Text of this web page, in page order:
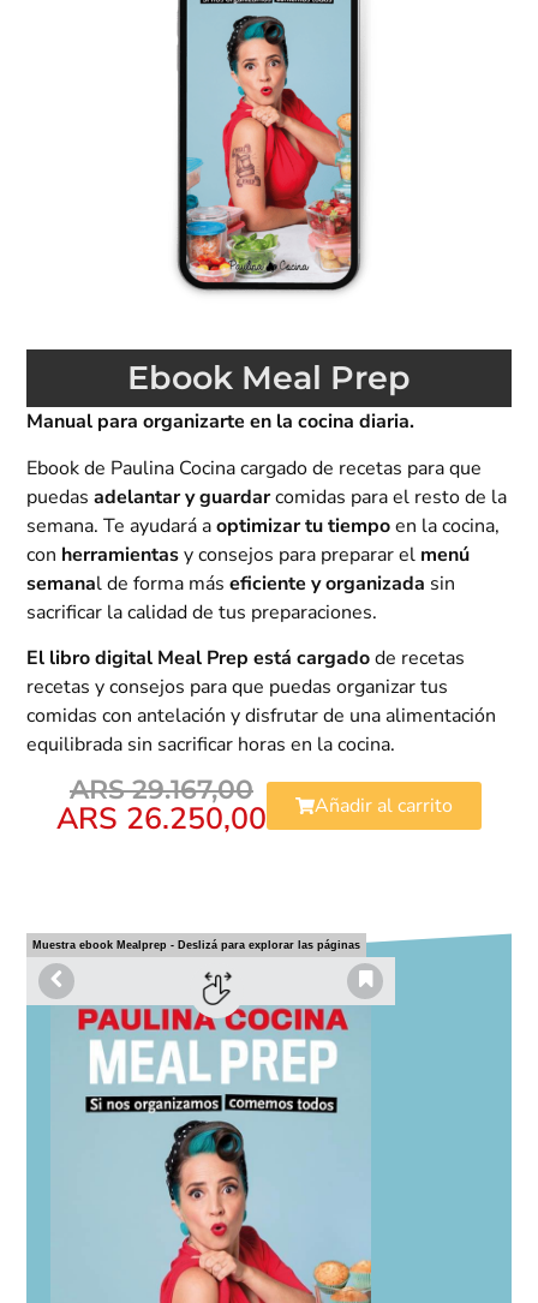
Ebook Meal Prep
Manual para organizarte en la cocina diaria.
Ebook de Paulina Cocina cargado de recetas para que
puedasadelantar y guardarcomidas para el resto de la
semana. Te ayudará aoptimizar tu tiempoen la cocina,
con herramientasy consejos para preparar el menú
semanal de forma máseficiente y organizada sin
sacrificar la calidad de tus preparaciones.
El libro digital Meal Prep está cargadode recetas
recetas y consejos para que puedas organizar tus
comidas con antelación y disfrutar de una alimentación
equilibrada sin sacrificar horas en la cocina.
ARS29.167,00
ARS 26.250,00 Añadir al carrito